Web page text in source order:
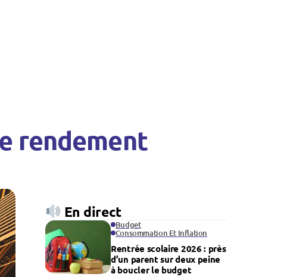
rendement
En direct
Budget
Consommation Et Inflation
Rentrée scolaire 2026 : près
d’un parent sur deux peine
à boucler le budget